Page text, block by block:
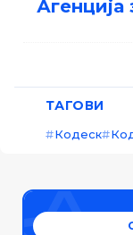
ТАГОВИ
Кодеск